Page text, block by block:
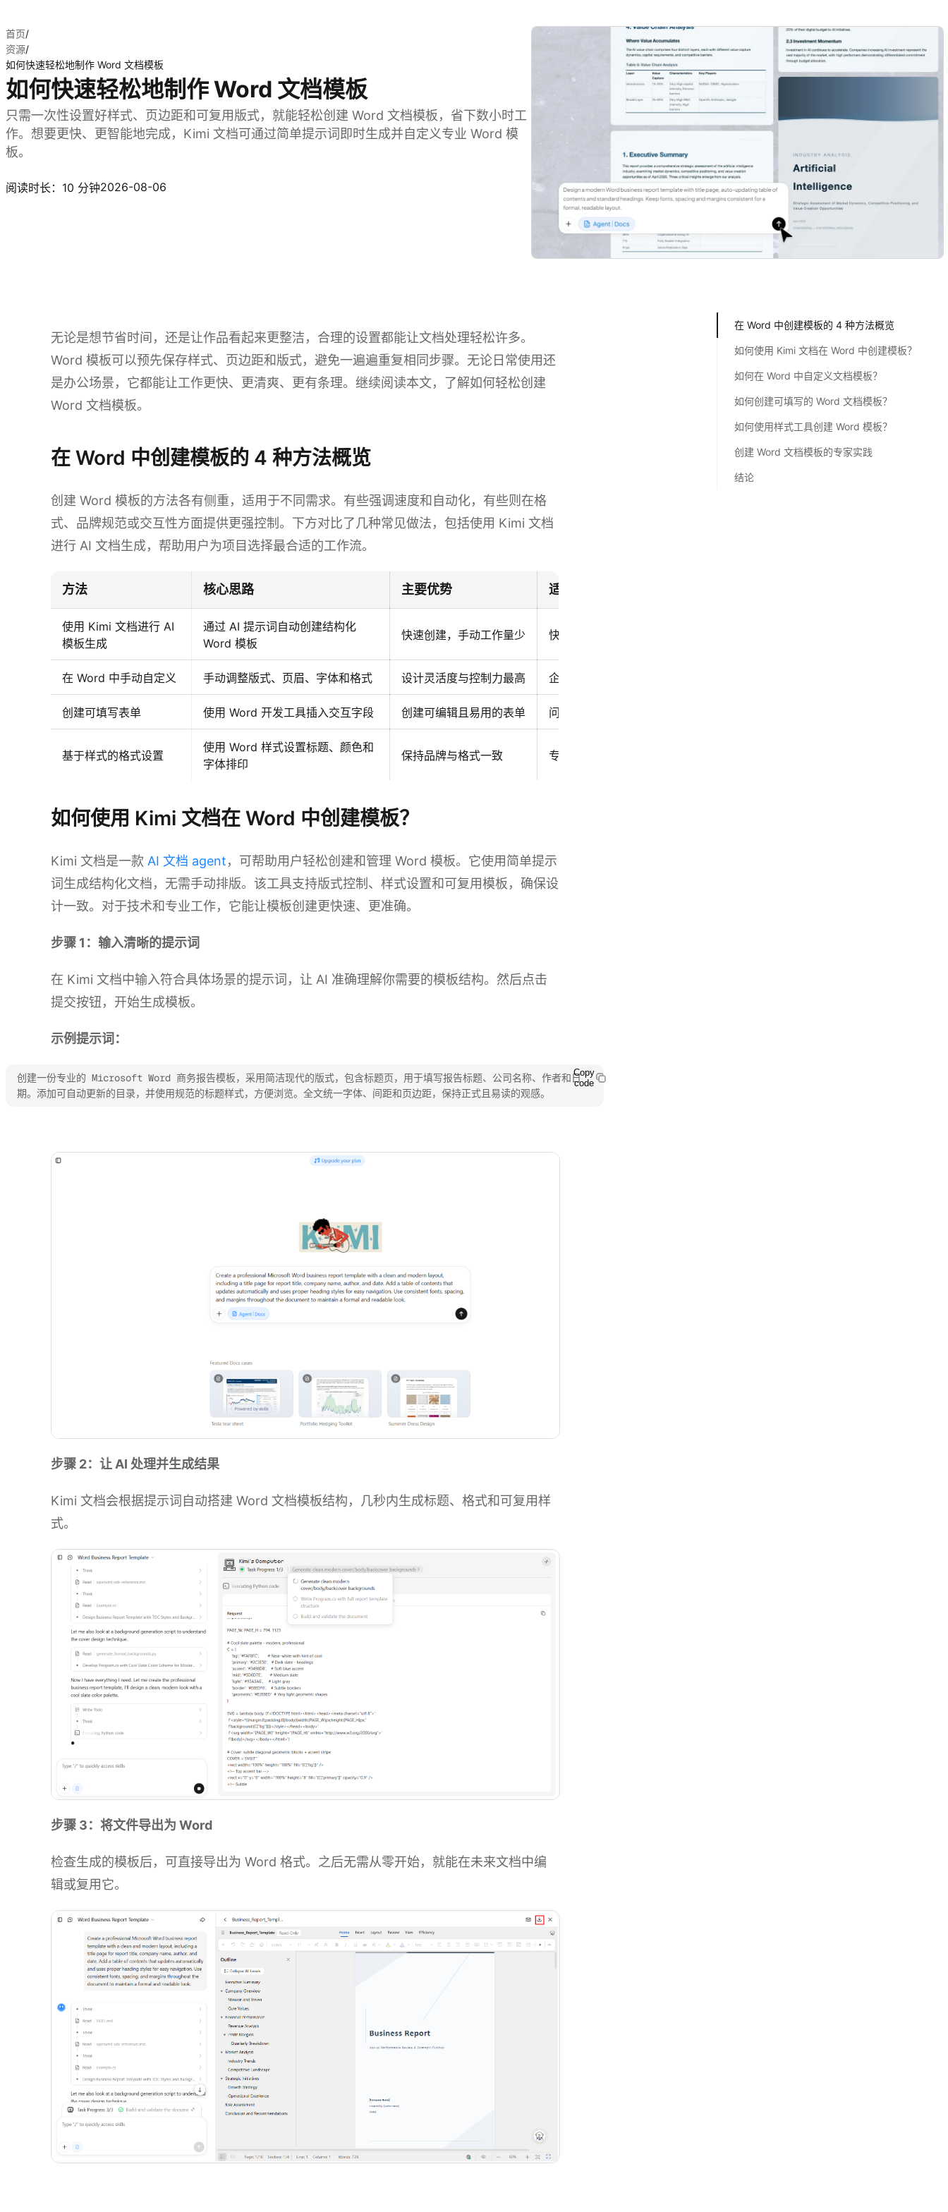
首页/
资源/
如何快速轻松地制作 Word 文档模板
如何快速轻松地制作 Word 文档模板
只需一次性设置好样式、页边距和可复用版式，就能轻松创建 Word 文档模板，省下数小时工
作。想要更快、更智能地完成，Kimi 文档可通过简单提示词即时生成并自定义专业 Word 模
板。
阅读时长：10 分钟2026-08-06
无论是想节省时间，还是让作品看起来更整洁，合理的设置都能让文档处理轻松许多。
Word 模板可以预先保存样式、页边距和版式，避免一遍遍重复相同步骤。无论日常使用还
是办公场景，它都能让工作更快、更清爽、更有条理。继续阅读本文，了解如何轻松创建
Word 文档模板。
在 Word 中创建模板的 4 种方法概览
创建 Word 模板的方法各有侧重，适用于不同需求。有些强调速度和自动化，有些则在格
式、品牌规范或交互性方面提供更强控制。下方对比了几种常见做法，包括使用 Kimi 文档
进行 AI 文档生成，帮助用户为项目选择最合适的工作流。
方法 核心思路 主要优势 适用场景
使用 Kimi 文档进行 AI
模板生成
通过 AI 提示词自动创建结构化
Word 模板
快速创建，手动工作量少 快速生成文档和模板
在 Word 中手动自定义 手动调整版式、页眉、字体和格式 设计灵活度与控制力最高 企业专属或个性化模板
创建可填写表单 使用 Word 开发工具插入交互字段 创建可编辑且易用的表单 问卷、申请表和数据收集
基于样式的格式设置
使用 Word 样式设置标题、颜色和
字体排印
保持品牌与格式一致 专业报告和标准化文档
如何使用 Kimi 文档在 Word 中创建模板？
Kimi 文档是一款 AI 文档 agent，可帮助用户轻松创建和管理 Word 模板。它使用简单提示
词生成结构化文档，无需手动排版。该工具支持版式控制、样式设置和可复用模板，确保设
计一致。对于技术和专业工作，它能让模板创建更快速、更准确。
步骤 1：输入清晰的提示词
在 Kimi 文档中输入符合具体场景的提示词，让 AI 准确理解你需要的模板结构。然后点击
提交按钮，开始生成模板。
示例提示词：
创建一份专业的 Microsoft Word 商务报告模板，采用简洁现代的版式，包含标题页，用于填写报告标题、公司名称、作者和日
期。添加可自动更新的目录，并使用规范的标题样式，方便浏览。全文统一字体、间距和页边距，保持正式且易读的观感。
Copy
code
步骤 2：让 AI 处理并生成结果
Kimi 文档会根据提示词自动搭建 Word 文档模板结构，几秒内生成标题、格式和可复用样
式。
步骤 3：将文件导出为 Word
检查生成的模板后，可直接导出为 Word 格式。之后无需从零开始，就能在未来文档中编
辑或复用它。
在 Word 中创建模板的 4 种方法概览
如何使用 Kimi 文档在 Word 中创建模板？
如何在 Word 中自定义文档模板？
如何创建可填写的 Word 文档模板？
如何使用样式工具创建 Word 模板？
创建 Word 文档模板的专家实践
结论